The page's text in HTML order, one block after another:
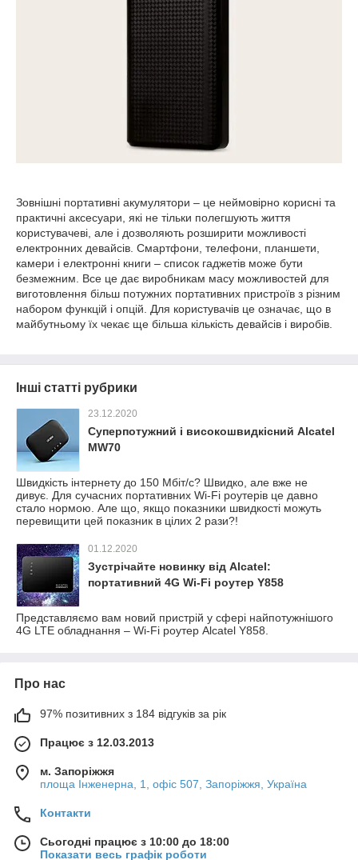
Зовнішні портативні акумулятори – це неймовірно корисні та
практичні аксесуари, які не тільки полегшують життя
користувачеві, але і дозволяють розширити можливості
електронних девайсів. Смартфони, телефони, планшети,
камери і електронні книги – список гаджетів може бути
безмежним. Все це дає виробникам масу можливостей для
виготовлення більш потужних портативних пристроїв з різним
набором функцій і опцій. Для користувачів це означає, що в
майбутньому їх чекає ще більша кількість девайсів і виробів.
Інші статті рубрики
23.12.2020
Суперпотужний і високошвидкісний Alcatel
MW70
Швидкість інтернету до 150 Мбіт/с? Швидко, але вже не
дивує. Для сучасних портативних Wi-Fi роутерів це давно
стало нормою. Але що, якщо показники швидкості можуть
перевищити цей показник в цілих 2 рази?!
01.12.2020
Зустрічайте новинку від Alcatel:
портативний 4G Wi-Fi роутер Y858
Представляємо вам новий пристрій у сфері найпотужнішого
4G LTE обладнання – Wi-Fi роутер Alcatel Y858.
Про нас
97% позитивних з 184 відгуків за рік
Працює з 12.03.2013
м. Запоріжжя
площа Інженерна, 1, офіс 507, Запоріжжя, Україна
Контакти
Сьогодні працює з 10:00 до 18:00
Показати весь графік роботи